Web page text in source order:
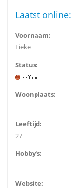
Laatst online:
Voornaam:
Lieke
Status:
Woonplaats:
-
Leeftijd:
27
Hobby's:
-
Website: